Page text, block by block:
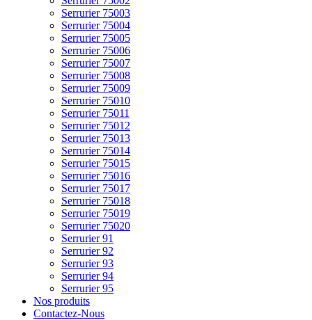
Serrurier 75003
Serrurier 75004
Serrurier 75005
Serrurier 75006
Serrurier 75007
Serrurier 75008
Serrurier 75009
Serrurier 75010
Serrurier 75011
Serrurier 75012
Serrurier 75013
Serrurier 75014
Serrurier 75015
Serrurier 75016
Serrurier 75017
Serrurier 75018
Serrurier 75019
Serrurier 75020
Serrurier 91
Serrurier 92
Serrurier 93
Serrurier 94
Serrurier 95
Nos produits
Contactez-Nous